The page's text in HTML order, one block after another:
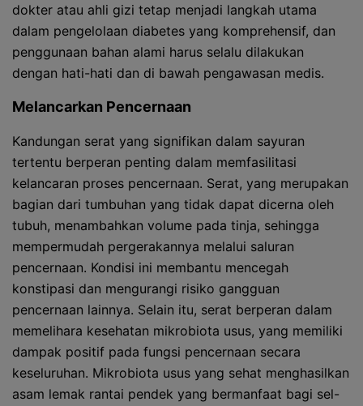
dokter atau ahli gizi tetap menjadi langkah utama
dalam pengelolaan diabetes yang komprehensif, dan
penggunaan bahan alami harus selalu dilakukan
dengan hati-hati dan di bawah pengawasan medis.
Melancarkan Pencernaan
Kandungan serat yang signifikan dalam sayuran
tertentu berperan penting dalam memfasilitasi
kelancaran proses pencernaan. Serat, yang merupakan
bagian dari tumbuhan yang tidak dapat dicerna oleh
tubuh, menambahkan volume pada tinja, sehingga
mempermudah pergerakannya melalui saluran
pencernaan. Kondisi ini membantu mencegah
konstipasi dan mengurangi risiko gangguan
pencernaan lainnya. Selain itu, serat berperan dalam
memelihara kesehatan mikrobiota usus, yang memiliki
dampak positif pada fungsi pencernaan secara
keseluruhan. Mikrobiota usus yang sehat menghasilkan
asam lemak rantai pendek yang bermanfaat bagi sel-